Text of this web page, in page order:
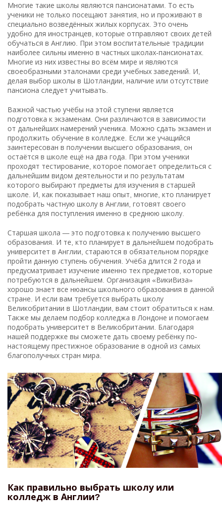
Многие такие школы являются пансионатами. То есть
ученики не только посещают занятия, но и проживают в
специально возведённых жилых корпусах. Это очень
удобно для иностранцев, которые отправляют своих детей
обучаться в Англию. При этом воспитательные традиции
наиболее сильны именно в частных школах-пансионатах.
Многие из них известны во всём мире и являются
своеобразными эталонами среди учебных заведений. И,
делая выбор школы в Шотландии, наличие или отсутствие
пансиона следует учитывать.
Важной частью учёбы на этой ступени является
подготовка к экзаменам. Они различаются в зависимости
от дальнейших намерений ученика. Можно сдать экзамен и
продолжить обучение в колледже. Если же учащийся
заинтересован в получении высшего образования, он
остаётся в школе ещё на два года. При этом ученики
проходят тестирование, которое помогает определиться с
дальнейшим видом деятельности и по результатам
которого выбирают предметы для изучения в старшей
школе. И, как показывает наш опыт, многие, кто планирует
подобрать частную школу в Англии, готовят своего
ребёнка для поступления именно в среднюю школу.
Старшая школа — это подготовка к получению высшего
образования. И те, кто планирует в дальнейшем подобрать
университет в Англии, стараются в обязательном порядке
пройти данную ступень обучения. Учёба длится 2 года и
предусматривает изучение именно тех предметов, которые
потребуются в дальнейшем. Организация «ВикиВиза»
хорошо знает все нюансы школьного образования в данной
стране. И если вам требуется выбрать школу
Великобритании в Шотландии, вам стоит обратиться к нам.
Также мы делаем подбор колледжа в Лондоне и помогаем
подобрать университет в Великобритании. Благодаря
нашей поддержке вы сможете дать своему ребёнку по-
настоящему престижное образование в одной из самых
благополучных стран мира.
Как правильно выбрать школу или
колледж в Англии?